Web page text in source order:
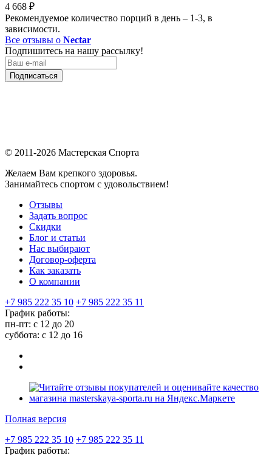
4 668 ₽
Рекомендуемое количество порций в день – 1-3, в
зависимости.
Все отзывы о Nectar
Подпишитесь на нашу рассылку!
Подписаться
© 2011-2026 Мастерская Спорта
Желаем Вам крепкого здоровья.
Занимайтесь спортом с удовольствием!
Отзывы
Задать вопрос
Скидки
Блог и статьи
Нас выбирают
Договор-оферта
Как заказать
О компании
+7 985 222 35 10 +7 985 222 35 11
График работы:
пн-пт: с 12 до 20
суббота: c 12 до 16
Полная версия
+7 985 222 35 10 +7 985 222 35 11
График работы: